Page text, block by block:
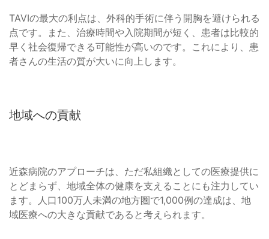
TAVIの最大の利点は、外科的手術に伴う開胸を避けられる
点です。また、治療時間や入院期間が短く、患者は比較的
早く社会復帰できる可能性が高いのです。これにより、患
者さんの生活の質が大いに向上します。
地域への貢献
近森病院のアプローチは、ただ私組織としての医療提供に
とどまらず、地域全体の健康を支えることにも注力してい
ます。人口100万人未満の地方圏で1,000例の達成は、地
域医療への大きな貢献であると考えられます。